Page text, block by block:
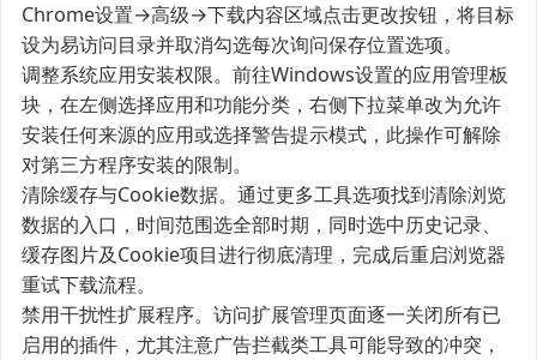
Chrome设置→高级→下载内容区域点击更改按钮，将目标
设为易访问目录并取消勾选每次询问保存位置选项。
调整系统应用安装权限。前往Windows设置的应用管理板
块，在左侧选择应用和功能分类，右侧下拉菜单改为允许
安装任何来源的应用或选择警告提示模式，此操作可解除
对第三方程序安装的限制。
清除缓存与Cookie数据。通过更多工具选项找到清除浏览
数据的入口，时间范围选全部时期，同时选中历史记录、
缓存图片及Cookie项目进行彻底清理，完成后重启浏览器
重试下载流程。
禁用干扰性扩展程序。访问扩展管理页面逐一关闭所有已
启用的插件，尤其注意广告拦截类工具可能导致的冲突，